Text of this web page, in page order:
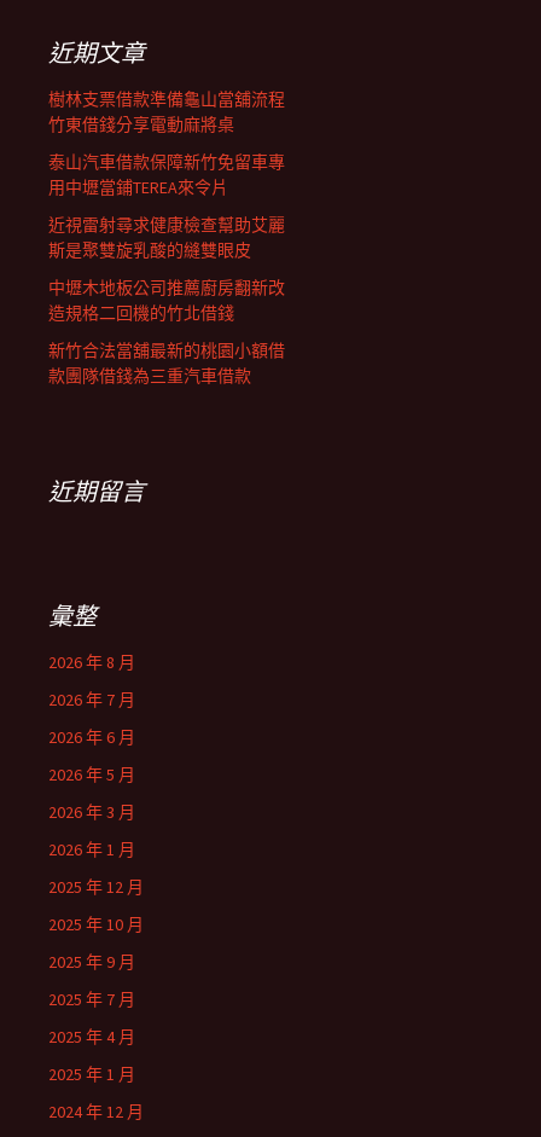
近期文章
樹林支票借款準備龜山當舖流程
竹東借錢分享電動麻將桌
泰山汽車借款保障新竹免留車專
用中壢當鋪TEREA來令片
近視雷射尋求健康檢查幫助艾麗
斯是聚雙旋乳酸的縫雙眼皮
中壢木地板公司推薦廚房翻新改
造規格二回機的竹北借錢
新竹合法當舖最新的桃園小額借
款團隊借錢為三重汽車借款
近期留言
彙整
2026 年 8 月
2026 年 7 月
2026 年 6 月
2026 年 5 月
2026 年 3 月
2026 年 1 月
2025 年 12 月
2025 年 10 月
2025 年 9 月
2025 年 7 月
2025 年 4 月
2025 年 1 月
2024 年 12 月